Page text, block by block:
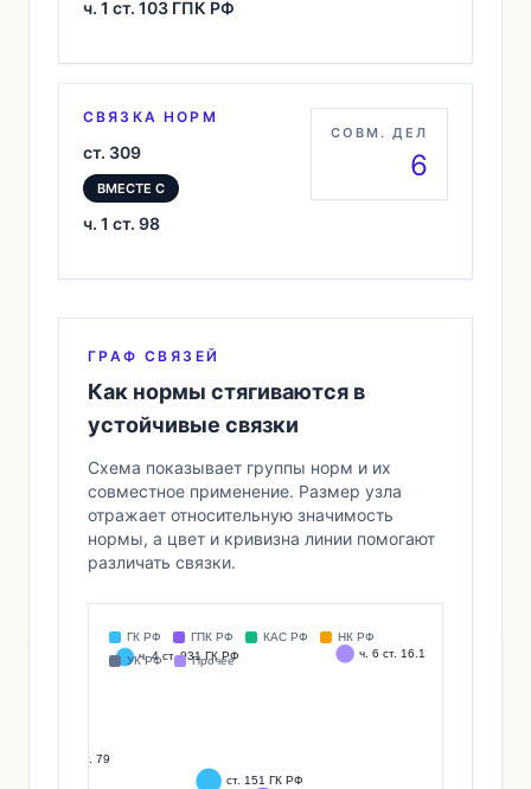
ч. 1 ст. 103 ГПК РФ
СВЯЗКА НОРМ
ст. 309
ВМЕСТЕ С
ч. 1 ст. 98
СОВМ. ДЕЛ
6
ГРАФ СВЯЗЕЙ
Как нормы стягиваются в
устойчивые связки
Схема показывает группы норм и их
совместное применение. Размер узла
отражает относительную значимость
нормы, а цвет и кривизна линии помогают
различать связки.